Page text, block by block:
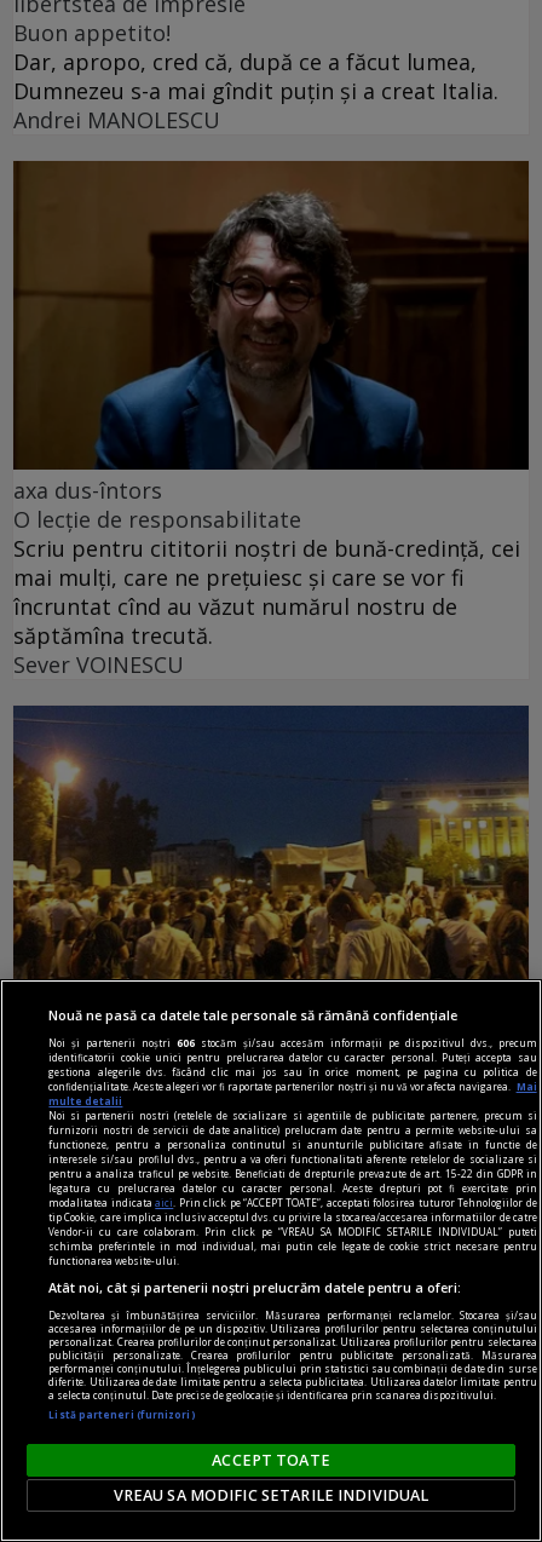
Buon appetito!
Dar, apropo, cred că, după ce a făcut lumea,
Dumnezeu s-a mai gîndit puțin și a creat Italia.
Andrei MANOLESCU
axa dus-întors
O lecție de responsabilitate
Scriu pentru cititorii noștri de bună-credință, cei
mai mulți, care ne prețuiesc și care se vor fi
încruntat cînd au văzut numărul nostru de
săptămîna trecută.
Sever VOINESCU
viața de capital
Cînd economia de piață s-a pierdut printre
proteste
Întrebarea este: pînă unde vor merge încălcările
principiilor economiei de piață și cele privind
funcționarea Uniunii Europene?
Constantin RUDNIŢCHI
Nouă ne pasă ca datele tale personale să rămână confidențiale
Noi și partenerii noștri606 stocăm și/sau accesăm informații pe dispozitivul dvs., precum
identificatorii cookie unici pentru prelucrarea datelor cu caracter personal. Puteți accepta sau
gestiona alegerile dvs. făcând clic mai jos sau în orice moment, pe pagina cu politica de
confidențialitate. Aceste alegeri vor fi raportate partenerilor noștri și nu vă vor afecta navigarea.
Mai
multe detalii
Noi si partenerii nostri (retelele de socializare si agentiile de publicitate partenere, precum si
furnizorii nostri de servicii de date analitice) prelucram date pentru a permite website-ului sa
functioneze, pentru a personaliza continutul si anunturile publicitare afisate in functie de
interesele si/sau profilul dvs., pentru a va oferi functionalitati aferente retelelor de socializare si
pentru a analiza traficul pe website. Beneficiati de drepturile prevazute de art. 15-22 din GDPR in
legatura cu prelucrarea datelor cu caracter personal. Aceste drepturi pot fi exercitate prin
modalitatea indicataaici
. Prin click pe “ACCEPT TOATE”, acceptati folosirea tuturor Tehnologiilor de
tip Cookie, care implica inclusiv acceptul dvs. cu privire la stocarea/accesarea informatiilor de catre
Vendor-ii cu care colaboram. Prin click pe “VREAU SA MODIFIC SETARILE INDIVIDUAL” puteti
schimba preferintele in mod individual, mai putin cele legate de cookie strict necesare pentru
functionarea website-ului.
Atât noi, cât și partenerii noștri prelucrăm datele pentru a oferi:
Dezvoltarea și îmbunătățirea serviciilor. Măsurarea performanței reclamelor. Stocarea și/sau
accesarea informațiilor de pe un dispozitiv. Utilizarea profilurilor pentru selectarea conținutului
personalizat. Crearea profilurilor de conținut personalizat. Utilizarea profilurilor pentru selectarea
publicității personalizate. Crearea profilurilor pentru publicitate personalizată. Măsurarea
performanței conținutului. Înțelegerea publicului prin statistici sau combinații de date din surse
diferite. Utilizarea de date limitate pentru a selecta publicitatea. Utilizarea datelor limitate pentru
a selecta conținutul. Date precise de geolocație și identificarea prin scanarea dispozitivului.
Listă parteneri (furnizori)
ACCEPT TOATE
VREAU SA MODIFIC SETARILE INDIVIDUAL